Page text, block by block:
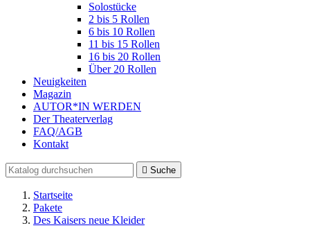
Solostücke
2 bis 5 Rollen
6 bis 10 Rollen
11 bis 15 Rollen
16 bis 20 Rollen
Über 20 Rollen
Neuigkeiten
Magazin
AUTOR*IN WERDEN
Der Theaterverlag
FAQ/AGB
Kontakt
 Suche
Startseite
Pakete
Des Kaisers neue Kleider